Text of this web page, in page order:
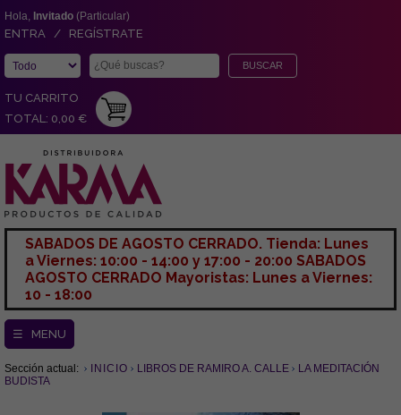
Hola, Invitado (Particular)
ENTRA / REGÍSTRATE
TU CARRITO
TOTAL: 0,00 €
SABADOS DE AGOSTO CERRADO. Tienda: Lunes
a Viernes: 10:00 - 14:00 y 17:00 - 20:00 SABADOS
AGOSTO CERRADO Mayoristas: Lunes a Viernes:
10 - 18:00
☰ MENU
Sección actual: INICIO LIBROS DE RAMIRO A. CALLE
LA MEDITACIÓN
BUDISTA